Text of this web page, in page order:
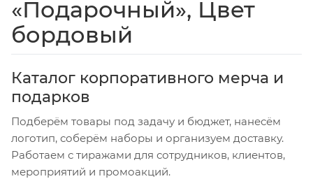
«Подарочный», Цвет
бордовый
Каталог корпоративного мерча и
подарков
Подберём товары под задачу и бюджет, нанесём
логотип, соберём наборы и организуем доставку.
Работаем с тиражами для сотрудников, клиентов,
мероприятий и промоакций.